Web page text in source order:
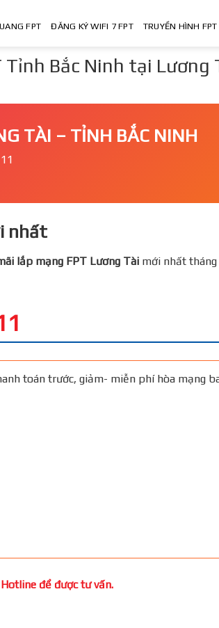
FPT ĐĂNG KÝ WIFI 7 FPT TRUYỀN HÌNH FPT
Tỉnh Bắc Ninh tại Lương
TÀI – TỈNH BẮC NINH
nhất
lắp mạng FPT Lương Tài mới nhất tháng
toán trước, giảm- miễn phí hòa mạng
để được tư vấn.